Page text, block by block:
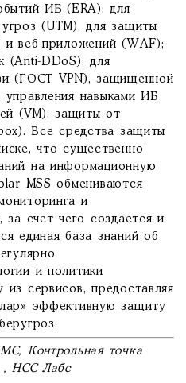
ИБ (ERA); для
(UTM), для защиты
и веб-приложений (WAF);
(Anti-DDoS); для
(ГОСТ VPN), защищенной
навыками ИБ
(VM), защиты от
Все cредства защиты
что существенно
на информационную
MSS обмениваются
и
за счет чего создается и
единая база знаний об
и политики
сервисов, предоставляя
эффективную защиту
Контрольная точка
, НСС Лабс